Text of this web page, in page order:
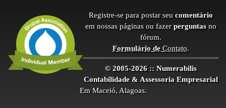
Registre-se para postar seu comentário
em nossas páginas ou fazer perguntas no
fórum.
Formulário deContato.
© 2005-2026 :: Numerabilis
Contabilidade & Assessoria Empresarial
Em Maceió, Alagoas.